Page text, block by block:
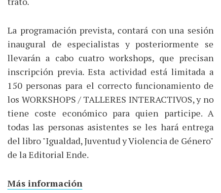
La programación prevista, contará con una sesión
inaugural de especialistas y posteriormente se
llevarán a cabo cuatro workshops, que precisan
inscripción previa. Esta actividad está limitada a
150 personas para el correcto funcionamiento de
los WORKSHOPS / TALLERES INTERACTIVOS, y no
tiene coste económico para quien participe. A
todas las personas asistentes se les hará entrega
del libro "Igualdad, Juventud y Violencia de Género"
de la Editorial Ende.
Más información